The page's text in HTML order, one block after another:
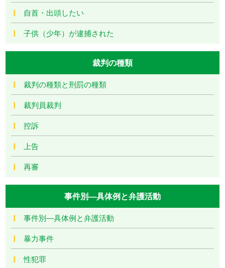
自首・出頭したい
子供（少年）が逮捕された
裁判の種類
裁判の種類と刑罰の種類
裁判員裁判
控訴
上告
再審
事件別―具体例と弁護活動
事件別―具体例と弁護活動
暴力事件
性犯罪